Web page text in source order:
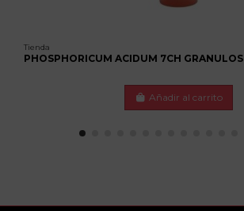
Tienda
PHOSPHORICUM ACIDUM 7CH GRANULOS
Añadir al carrito